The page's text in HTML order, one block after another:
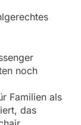
noch
Familien als
das